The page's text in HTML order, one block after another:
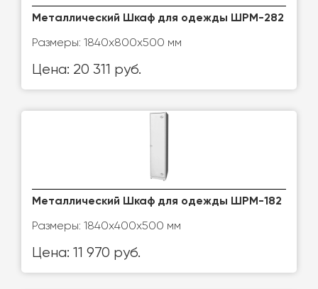
Металлический Шкаф для одежды ШРМ-282
Размеры: 1840х800х500 мм
Цена: 20 311 руб.
Металлический Шкаф для одежды ШРМ-182
Размеры: 1840х400х500 мм
Цена: 11 970 руб.